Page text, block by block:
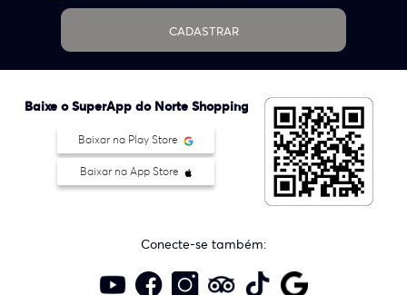
CADASTRAR
Baixe o SuperApp do Norte Shopping
Baixar na Play Store
Baixar na App Store
Conecte-se também: